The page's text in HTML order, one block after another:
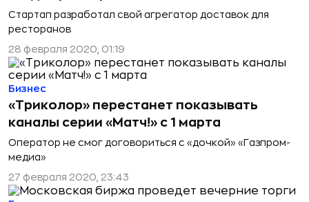
Стартап разработал свой агрегатор доставок для
ресторанов
28 февраля 2020, 01:19
«Триколор» перестанет показывать
каналы серии «Матч!» с 1 марта
Оператор не смог договориться с «дочкой» «Газпром-
медиа»
Бизнес
27 февраля 2020, 23:43